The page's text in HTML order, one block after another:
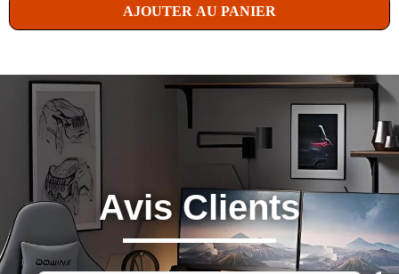
AJOUTER AU PANIER
Avis Clients